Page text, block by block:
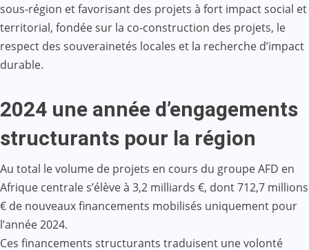
sous-région et favorisant des projets à fort impact social et
territorial, fondée sur la co-construction des projets, le
respect des souverainetés locales et la recherche d’impact
durable.
2024 une année d’engagements
structurants pour la région
Au total le volume de projets en cours du groupe AFD en
Afrique centrale s’élève à 3,2 milliards €, dont 712,7 millions
€ de nouveaux financements mobilisés uniquement pour
l’année 2024.
Ces financements structurants traduisent une volonté